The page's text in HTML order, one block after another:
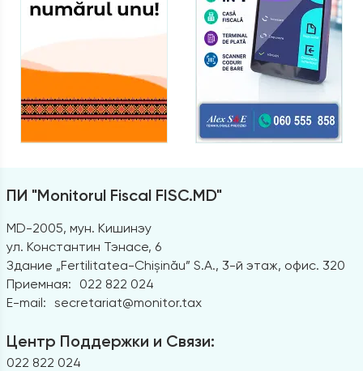
ПИ "Monitorul Fiscal FISC.MD"
MD-2005, мун. Кишинэу
ул. Константин Тэнасе, 6
Здание „Fertilitatea-Chișinău” S.A., 3-й этаж, офис. 320
Приемная:
022 822 024
E-mail: secretariat@monitor.tax
Центр Поддержки и Связи:
022 822 024